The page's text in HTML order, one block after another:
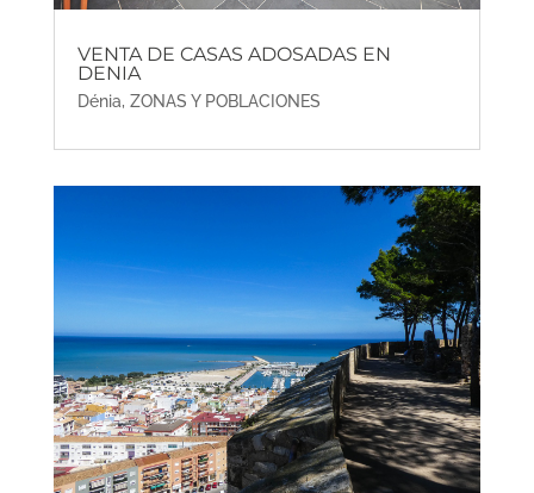
VENTA DE CASAS ADOSADAS EN
DENIA
Dénia, ZONAS Y POBLACIONES